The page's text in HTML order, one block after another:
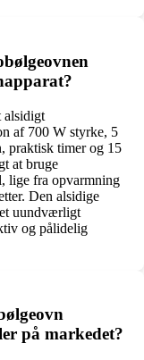
alsidigt
af 700 W styrke, 5
praktisk timer og 15
at bruge
lige fra opvarmning
Den alsidige
uundværligt
og pålidelig
på markedet?